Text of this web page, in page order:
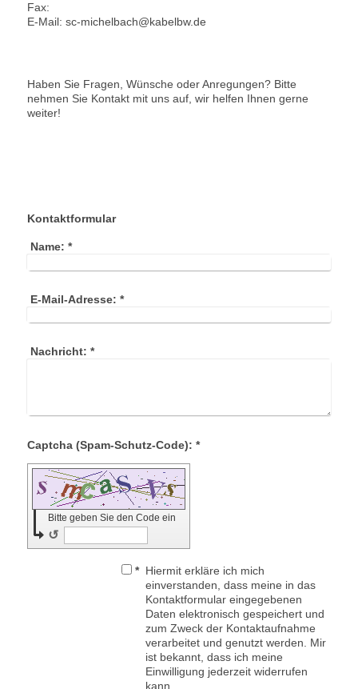
Fax:
E-Mail: sc-michelbach@kabelbw.de
Haben Sie Fragen, Wünsche oder Anregungen? Bitte
nehmen Sie Kontakt mit uns auf, wir helfen Ihnen gerne
weiter!
Kontaktformular
Name: *
E-Mail-Adresse: *
Nachricht: *
Captcha (Spam-Schutz-Code): *
Bitte geben Sie den Code ein
↺
* Hiermit erkläre ich mich
einverstanden, dass meine in das
Kontaktformular eingegebenen
Daten elektronisch gespeichert und
zum Zweck der Kontaktaufnahme
verarbeitet und genutzt werden. Mir
ist bekannt, dass ich meine
Einwilligung jederzeit widerrufen
kann.